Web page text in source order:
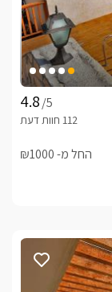
/5
החל מ- ₪1000